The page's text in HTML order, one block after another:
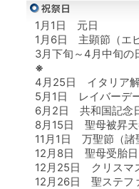
1月1日 元日
1月6日 主顕節（エ
3月下旬～4月中旬
※
4月25日 イタリア
5月1日 レイバーデ
6月2日 共和国記念
8月15日 聖母被昇
11月1日 万聖節（諸
12月8日 聖母受胎日
12月25日 クリスマ
12月26日 聖ステフ